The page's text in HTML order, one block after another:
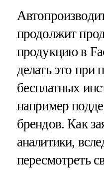
продолжит
продукцию в
делать это при
бесплатных
например
брендов. Как
аналитики,
пересмотреть